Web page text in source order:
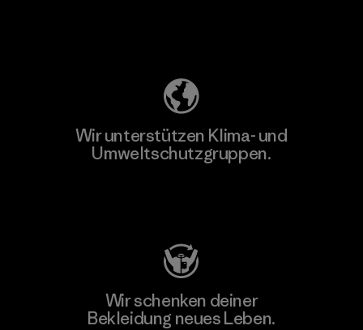
Wir unterstützen Klima- und
Umweltschutzgruppen.
Wir schenken deiner
Bekleidung neues Leben.